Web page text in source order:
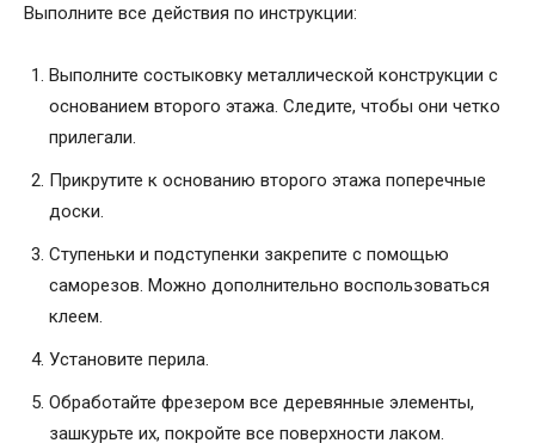
Выполните все действия по инструкции:
Выполните состыковку металлической конструкции с
основанием второго этажа. Следите, чтобы они четко
прилегали.
Прикрутите к основанию второго этажа поперечные
доски.
Ступеньки и подступенки закрепите с помощью
саморезов. Можно дополнительно воспользоваться
клеем.
Установите перила.
Обработайте фрезером все деревянные элементы,
зашкурьте их, покройте все поверхности лаком.